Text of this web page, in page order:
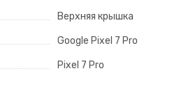
Верхняя крышка
Google Pixel 7 Pro
Pixel 7 Pro